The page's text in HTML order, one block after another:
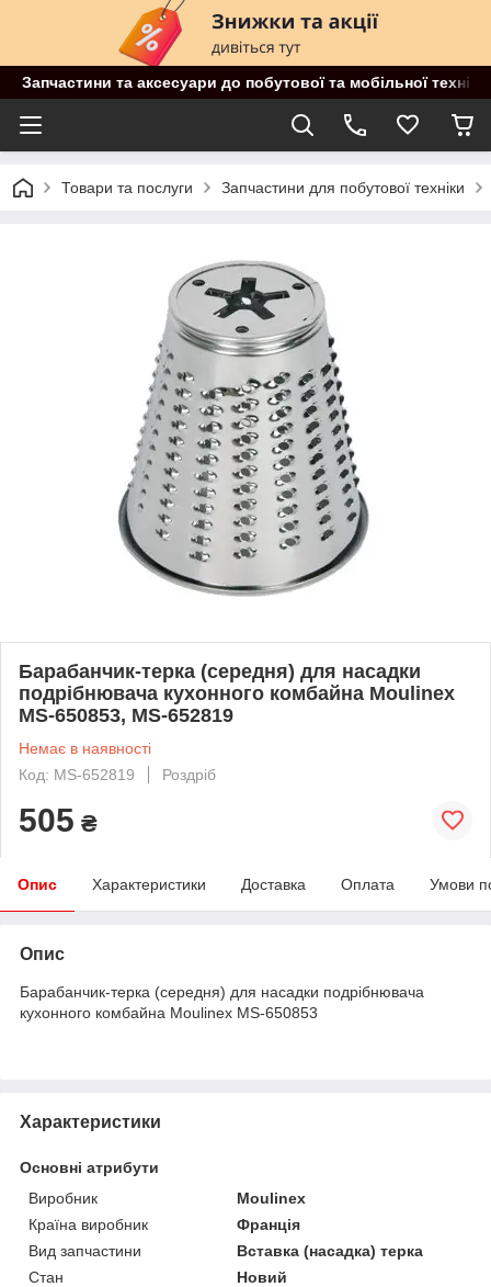
Запчастини та аксесуари до побутової та мобільної
Товари та послуги Запчастини для побутової техніки
Барабанчик-терка (середня) для насадки
подрібнювача кухонного комбайна Moulinex
MS-650853, MS-652819
Немає в наявності
Код: MS-652819
Роздріб
505 ₴
Опис Характеристики Доставка Оплата Умови
Опис
Барабанчик-терка (середня) для насадки подрібнювача
кухонного комбайна Moulinex MS-650853
Характеристики
Основні атрибути
Виробник
Moulinex
Країна виробник
Франція
Вид запчастини
Вставка (насадка) терка
Стан
Новий